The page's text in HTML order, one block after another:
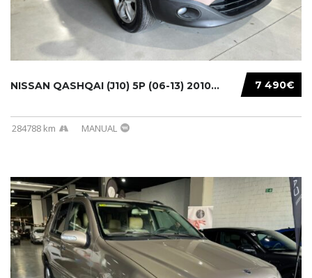
7 490€
NISSAN QASHQAI (J10) 5P (06-13) 2010...
284788 km MANUAL